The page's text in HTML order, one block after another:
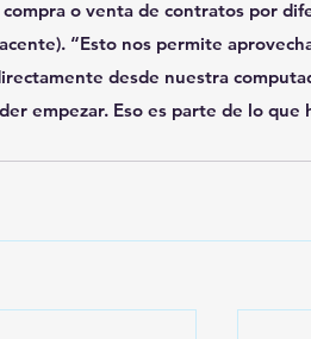
o venta de contratos por
“Esto nos permite
desde nuestra
empezar. Eso es parte de lo que